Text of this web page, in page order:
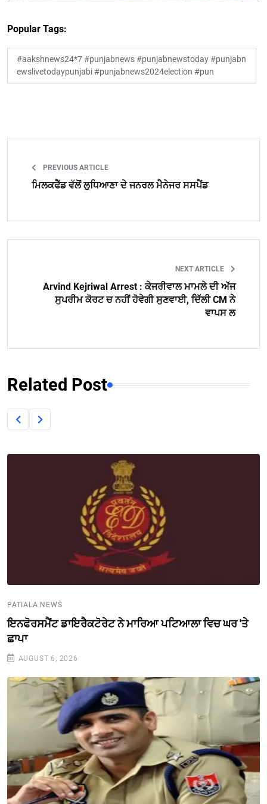
Popular Tags:
#aakshnews24*7 #punjabnews #punjabnewstoday #punjabn
ewslivetodaypunjabi #punjabnews2024election #pun
PREVIOUS ARTICLE
ਮਿਲਕਫੈੱਡ ਵੱਲੋਂ ਲੁਧਿਆਣਾ ਦੇ ਜਨਰਲ ਮੈਨੇਜਰ ਸਸਪੈਂਡ
NEXT ARTICLE
Arvind Kejriwal Arrest : ਕੇਜਰੀਵਾਲ ਮਾਮਲੇ ਦੀ ਅੱਜ
ਸੁਪਰੀਮ ਕੋਰਟ ਚ ਨਹੀਂ ਹੋਵੇਗੀ ਸੁਣਵਾਈ, ਦਿੱਲੀ CM ਨੇ
ਵਾਪਸ ਲ
Related Post
PATIALA NEWS
ਇਨਫੋਰਸਮੈਂਟ ਡਾਇਰੈਕਟੋਰੇਟ ਨੇ ਮਾਰਿਆ ਪਟਿਆਲਾ ਵਿਚ ਘਰ 'ਤੇ
ਛਾਪਾ
AUGUST 6, 2026